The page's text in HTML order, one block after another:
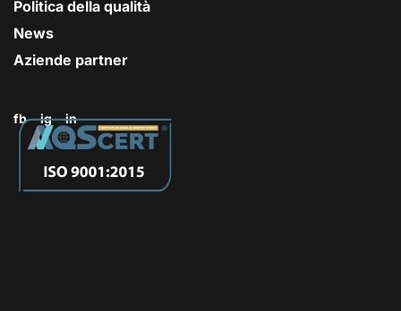
Politica della qualità
News
Aziende partner
fb ig in